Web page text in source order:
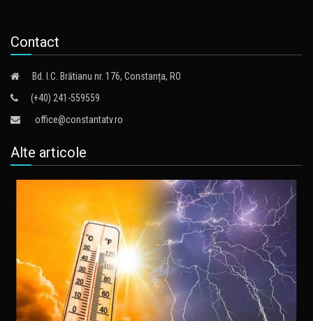
Contact
Bd. I.C. Brătianu nr. 176, Constanța, RO
(+40) 241-559559
office@constantatv.ro
Alte articole